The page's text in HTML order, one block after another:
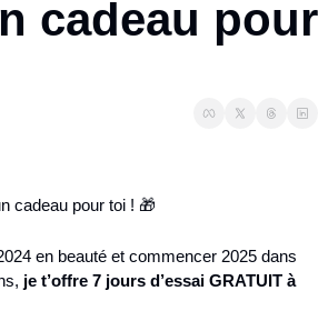
cadeau pour
cadeau pour toi ! 🎁
en beauté et commencer 2025 dans
je t’offre 7 jours d’essai GRATUIT à